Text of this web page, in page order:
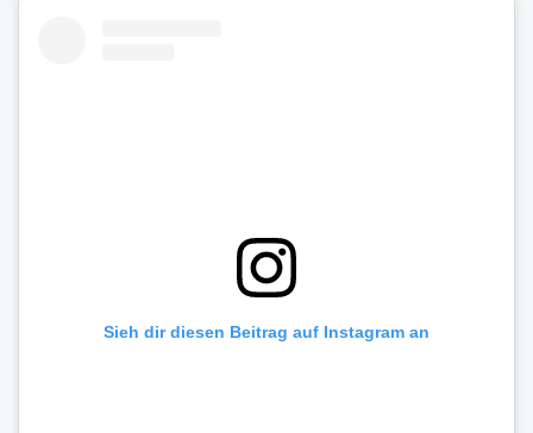
Sieh dir diesen Beitrag auf Instagram an